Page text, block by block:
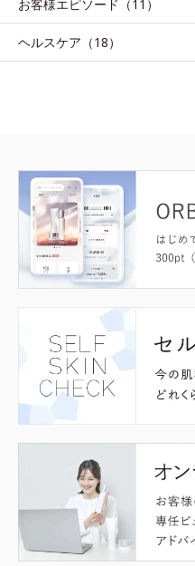
お客様エピソード（11）
ヘルスケア（18）